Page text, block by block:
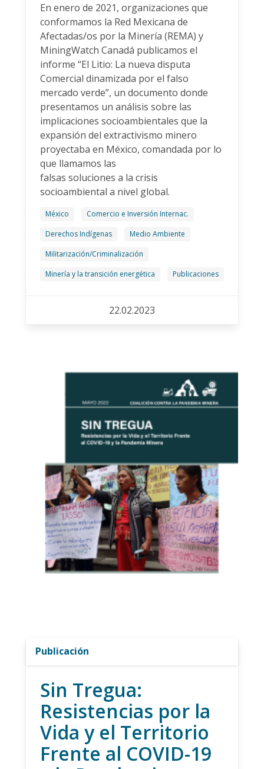
En enero de 2021, organizaciones que
conformamos la Red Mexicana de
Afectadas/os por la Minería (REMA) y
MiningWatch Canadá publicamos el
informe “El Litio: La nueva disputa
Comercial dinamizada por el falso
mercado verde”, un documento donde
presentamos un análisis sobre las
implicaciones socioambientales que la
expansión del extractivismo minero
proyectaba en México, comandada por lo
que llamamos las
falsas soluciones a la crisis
socioambiental a nivel global.
México
Comercio e Inversión Internac.
Derechos Indígenas
Medio Ambiente
Militarización/Criminalización
Minería y la transición energética
Publicaciones
22.02.2023
Publicación
Sin Tregua:
Resistencias por la
Vida y el Territorio
Frente al COVID-19